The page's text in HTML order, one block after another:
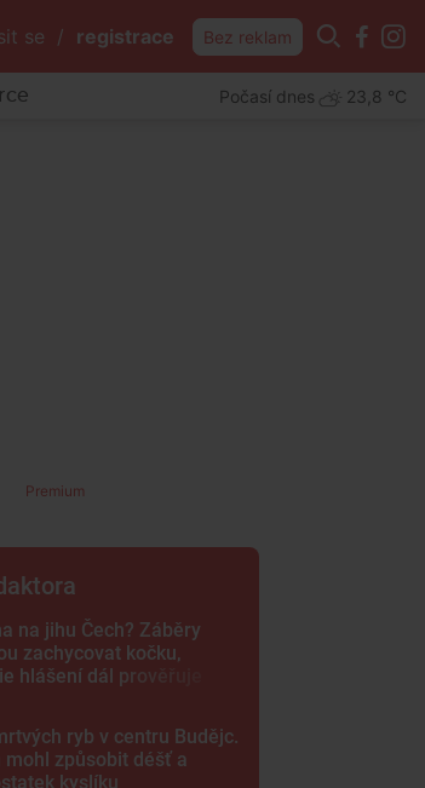
se / registrace Bez reklam
Počasí dnes 23,8 °C
Premium
na jihu Čech? Záběry
zachycovat kočku,
hlášení dál prověřuje
ryb v centru Budějc.
mohl způsobit déšť a
kyslíku